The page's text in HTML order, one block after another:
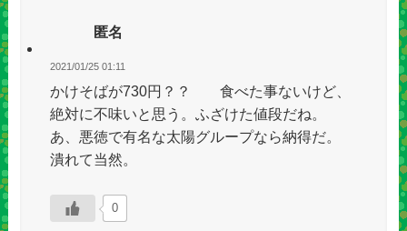
匿名
2021/01/25 01:11
かけそばが730円？？ 食べた事ないけど、
絶対に不味いと思う。ふざけた値段だね。
あ、悪徳で有名な太陽グループなら納得だ。
潰れて当然。
0